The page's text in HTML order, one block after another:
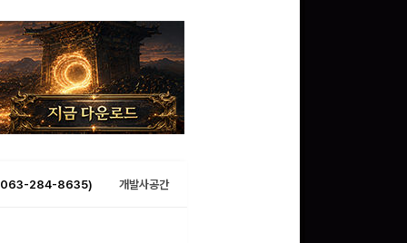
(063-284-8635) 개발사공간